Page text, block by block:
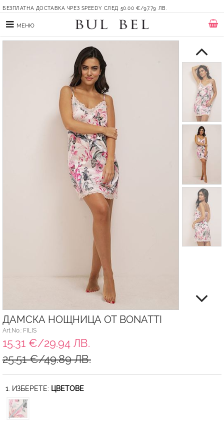
БЕЗПЛАТНА ДОСТАВКА ЧРЕЗ SPEEDY СЛЕД 50.00 €/97.79 ЛВ.
МЕНЮ
ДАМСКА НОЩНИЦА ОТ BONATTI
Art.No.: FILIS
15.31 €/29.94 ЛВ.
25.51 €/49.89 ЛВ.
1. ИЗБЕРЕТЕ: ЦВЕТОВЕ